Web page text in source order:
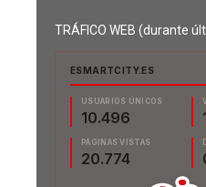
TRÁFICO WEB (durante